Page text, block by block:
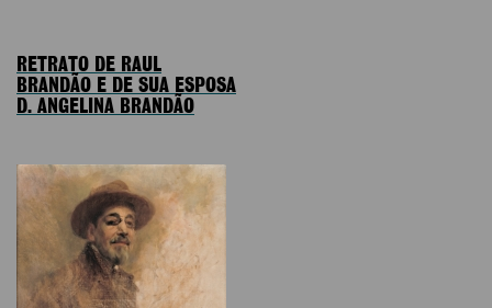
RETRATO DE RAUL
BRANDÃO E DE SUA ESPOSA
D. ANGELINA BRANDÃO